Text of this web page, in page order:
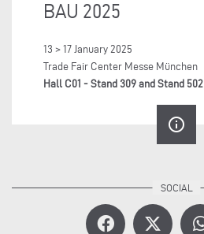
BAU 2025
13 > 17 January 2025
Trade Fair Center Messe München
Hall C01 - Stand 309 and Stand 502
info_outline